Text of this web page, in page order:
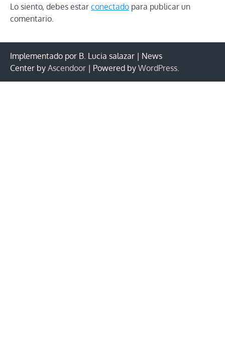
Lo siento, debes estar conectado para publicar un
comentario.
Implementado por B. Lucia salazar | News
Center by Ascendoor | Powered by WordPress.